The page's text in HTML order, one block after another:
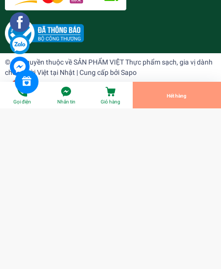
© Bản quyền thuộc vềSẢN PHẨM VIỆT Thực phẩm sạch, gia vị dành
cho người Việt tại Nhật | Cung cấp bởiSapo
¥0
undefined
Tiến Hành Thanh Toán
Gọi điện Nhắn tin Giỏ hàng
Hết hàng